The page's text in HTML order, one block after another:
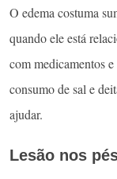
O edema costuma
quando ele está
com medicamentos
consumo de sal e
ajudar.
Lesão nos